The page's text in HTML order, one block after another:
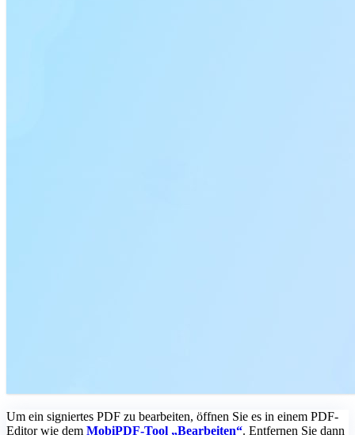
Um ein signiertes PDF zu bearbeiten, öffnen Sie es in einem PDF-
Editor wie dem MobiPDF-Tool „Bearbeiten“. Entfernen Sie dann